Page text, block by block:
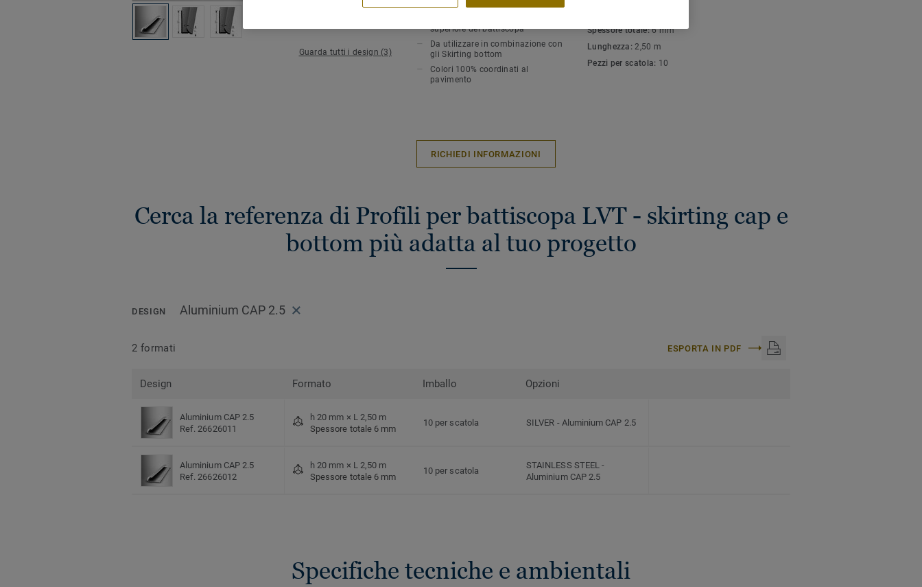
Guarda tutti i design (3)
superiore del battiscopa
Da utilizzare in combinazione con
gli Skirting bottom
Colori 100% coordinati al
pavimento
Spessore totale:6 mm
Lunghezza:2,50 m
Pezzi per scatola: 10
RICHIEDI INFORMAZIONI
Cerca la referenza di Profili per battiscopa LVT - skirting cap e
bottom più adatta al tuo progetto
DESIGN Aluminium CAP 2.5
2 formati ESPORTA IN PDF
Design Formato Imballo Opzioni
Aluminium CAP 2.5
Ref. 26626011
h 20 mm × L 2,50 m
Spessore totale 6 mm
10 per scatola SILVER - Aluminium CAP 2.5
Aluminium CAP 2.5
Ref. 26626012
h 20 mm × L 2,50 m
Spessore totale 6 mm
10 per scatola
STAINLESS STEEL-
Aluminium CAP 2.5
Specifiche tecniche e ambientali